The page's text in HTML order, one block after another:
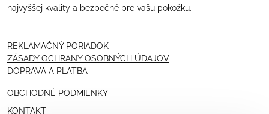
najvyššej kvality a bezpečné pre vašu pokožku.
REKLAMAČNÝ PORIADOK
ZÁSADY OCHRANY OSOBNÝCH ÚDAJOV
DOPRAVA A PLATBA
OBCHODNÉ PODMIENKY
KONTAKT